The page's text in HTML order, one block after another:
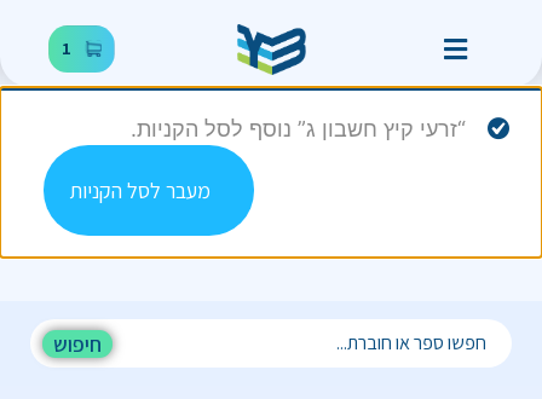
1
“זרעי קיץ חשבון ג” נוסף לסל הקניות.
מעבר לסל הקניות
חיפוש